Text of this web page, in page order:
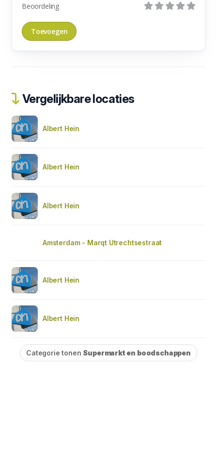
Beoordeling
Vergelijkbare locaties
Albert Hein
Albert Hein
Albert Hein
Amsterdam - Marqt Utrechtsestraat
Albert Hein
Albert Hein
Categorie tonen Supermarkt en boodschappen